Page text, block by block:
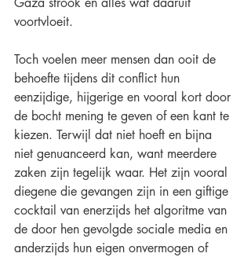
voortvloeit.
Toch voelen meer mensen dan ooit de
behoefte tijdens dit conflict hun
eenzijdige, hijgerige en vooral kort door
de bocht mening te geven of een kant te
kiezen. Terwijl dat niet hoeft en bijna
niet genuanceerd kan, want meerdere
zaken zijn tegelijk waar. Het zijn vooral
diegene die gevangen zijn in een giftige
cocktail van enerzijds het algoritme van
de door hen gevolgde sociale media en
anderzijds hun eigen onvermogen of